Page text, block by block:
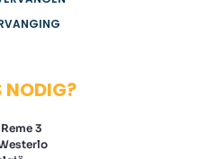
NODIG?
3